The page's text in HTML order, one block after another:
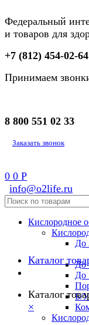
Федеральный
и товаров для
+7 (812) 454-02-64
Принимаем
8 800 551 02 33
Заказать звонок
0 0 Р
info@o2life.ru
Кислородное
До
До
До
Б/У
Каталог
Каталог
×